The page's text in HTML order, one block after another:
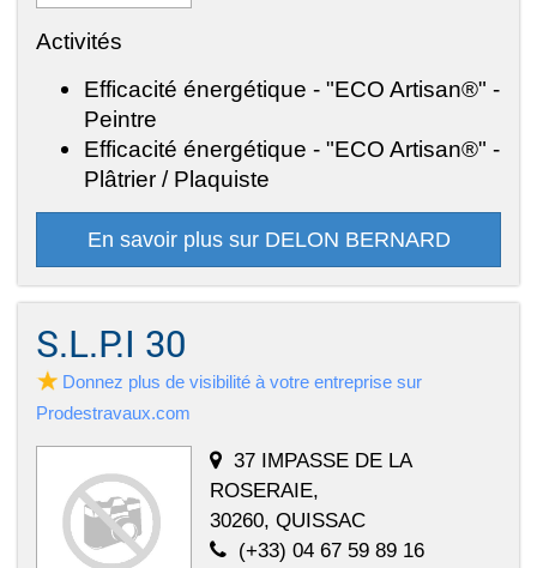
Activités
Efficacité énergétique - "ECO Artisan®" -
Peintre
Efficacité énergétique - "ECO Artisan®" -
Plâtrier / Plaquiste
En savoir plus sur DELON BERNARD
S.L.P.I 30
Donnez plus de visibilité à votre entreprise sur
Prodestravaux.com
37 IMPASSE DE LA
ROSERAIE,
30260, QUISSAC
(+33) 04 67 59 89 16